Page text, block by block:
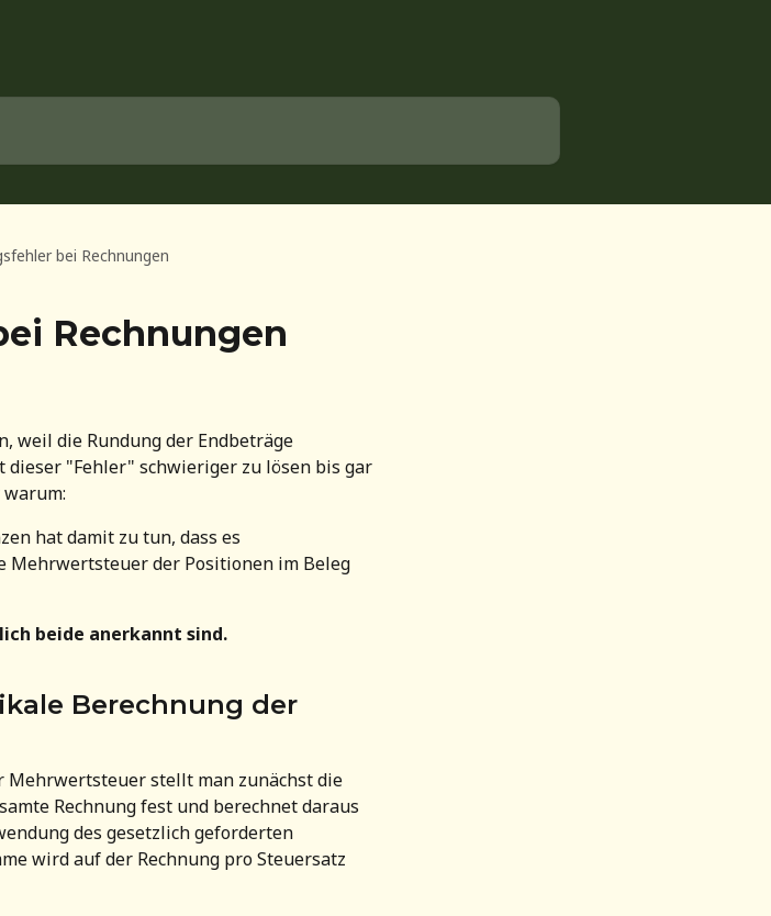
bei Rechnungen
Rechnungen
weil die Rundung der Endbeträge
"Fehler" schwieriger zu lösen bis gar
hat damit zu tun, dass es
Mehrwertsteuer der Positionen im Beleg
beide anerkannt sind.
Berechnung der
Mehrwertsteuer stellt man zunächst die
Rechnung fest und berechnet daraus
des gesetzlich geforderten
wird auf der Rechnung pro Steuersatz